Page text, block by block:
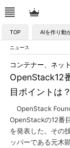
TOP AIを作り動
ニュース
OpenStack12
目ポイントは？
コンテナー、ネッ
OpenStack
OpenStackの12番
を発表した。その
ッパーである元木